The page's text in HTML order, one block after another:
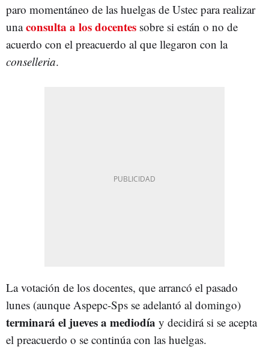
paro momentáneo de las huelgas de Ustec para realizar
una consulta a los docentes sobre si están o no de
acuerdo con el preacuerdo al que llegaron con la
conselleria.
La votación de los docentes, que arrancó el pasado
lunes (aunque Aspepc-Sps se adelantó al domingo)
terminará el jueves a mediodía y decidirá si se acepta
el preacuerdo o se continúa con las huelgas.